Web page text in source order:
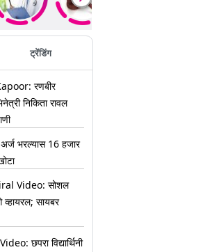
ट्रेंडिंग
रणबीर
निकिता रावल
भरल्यास 16 हजार
Video: सोशल
व्हायरल; सायबर
छपरा विद्यार्थिनी